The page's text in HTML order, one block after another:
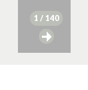
1 / 140